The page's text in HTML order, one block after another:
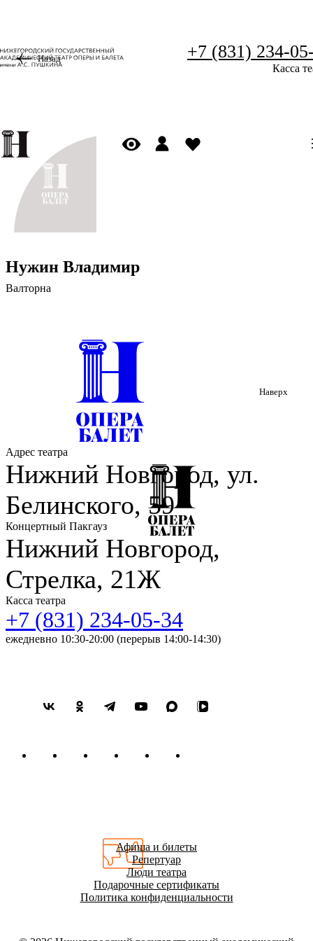
+7 (831) 234-
Касса
Назад
Нужин Владимир
Валторна
Наверх
Адрес театра
Нижний Новгород, ул.
Белинского, 59
Концертный Пакгауз
Нижний Новгород,
Стрелка, 21Ж
Касса театра
+7 (831) 234-05-34
ежедневно 10:30-20:00 (перерыв 14:00-14:30)
Афиша и билеты
Репертуар
Люди театра
Подарочные сертификаты
Политика конфиденциальности